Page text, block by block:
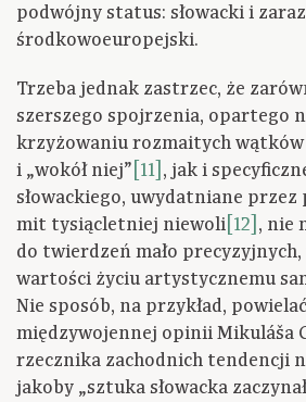
podwójny status: słowacki i
środkowoeuropejski.
Trzeba jednak zastrzec, że
szerszego spojrzenia, opartego
krzyżowaniu rozmaitych wątków
i „wokół niej” [11] , jak i
słowackiego, uwydatniane
mit tysiącletniej niewoli [12] , nie
do twierdzeń mało
wartości życiu artystycznemu
Nie sposób, na przykład,
międzywojennej opinii Mikuláša
rzecznika zachodnich tendencji
jakoby „sztuka słowacka